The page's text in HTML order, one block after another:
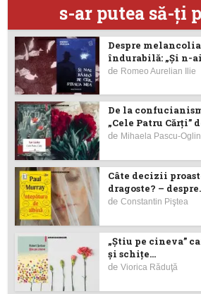
s-ar putea să-ţi
Despre
îndurabilă: „Și n-
de Romeo Aurelian Ilie
De la
„Cele Patru Cărți”
de Mihaela Pascu-
Câte decizii
dragoste? –
deConstantin Piştea
„Știu pe cineva”
și schițe...
deViorica Răduţă